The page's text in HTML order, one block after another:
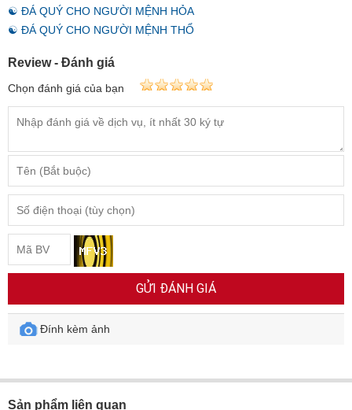
☯ ĐÁ QUÝ CHO NGƯỜI MỆNH HỎA
☯ ĐÁ QUÝ CHO NGƯỜI MỆNH THỔ
Review - Đánh giá
Chọn đánh giá của bạn
GỬI ĐÁNH GIÁ
Đính kèm ảnh
Sản phẩm liên quan